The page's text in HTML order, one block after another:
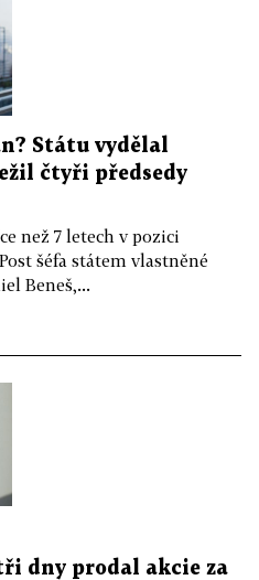
Státu vydělal
čtyři předsedy
než 7 letech v pozici
šéfa státem vlastněné
Beneš,...
dny prodal akcie za